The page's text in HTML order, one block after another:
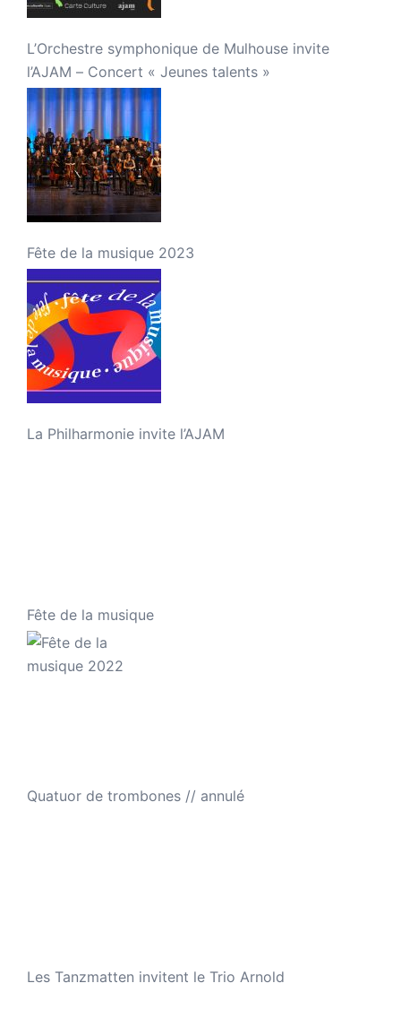
L’Orchestre symphonique de Mulhouse invite
l’AJAM – Concert « Jeunes talents »
Fête de la musique 2023
La Philharmonie invite l’AJAM
Fête de la musique
Quatuor de trombones // annulé
Les Tanzmatten invitent le Trio Arnold